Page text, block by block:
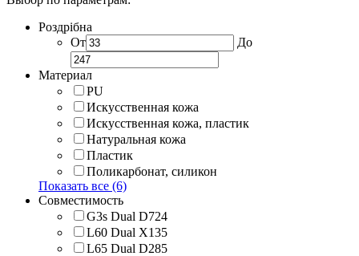
Роздрібна
От
До
Материал
PU
Искусственная кожа
Искусственная кожа, пластик
Натуральная кожа
Пластик
Поликарбонат, силикон
Показать все (6)
Совместимость
G3s Dual D724
L60 Dual X135
L65 Dual D285